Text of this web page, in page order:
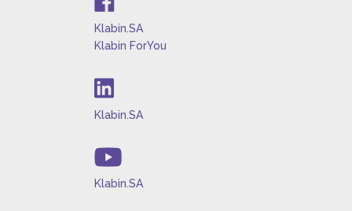
Klabin.SA
Klabin ForYou
Klabin.SA
Klabin.SA